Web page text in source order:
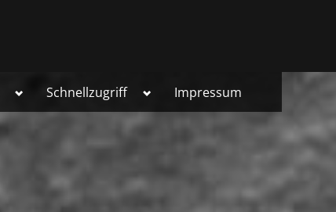
Toggle
menu
Schnellzugriff Toggle
menu
Impressum